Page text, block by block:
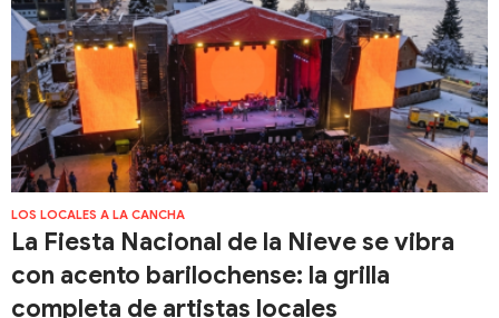
LOS LOCALES A LA CANCHA
La Fiesta Nacional de la Nieve se vibra
con acento barilochense: la grilla
completa de artistas locales